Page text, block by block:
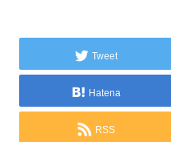
Tweet
Hatena
RSS